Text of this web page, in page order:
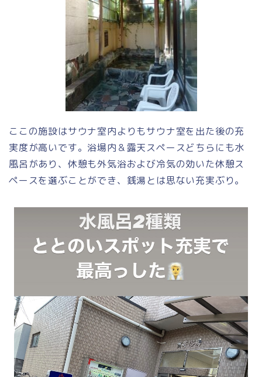
ここの施設はサウナ室内よりもサウナ室を出た後の充
実度が高いです。浴場内＆露天スペースどちらにも水
風呂があり、休憩も外気浴および冷気の効いた休憩ス
ペースを選ぶことができ、銭湯とは思ない充実ぶり。